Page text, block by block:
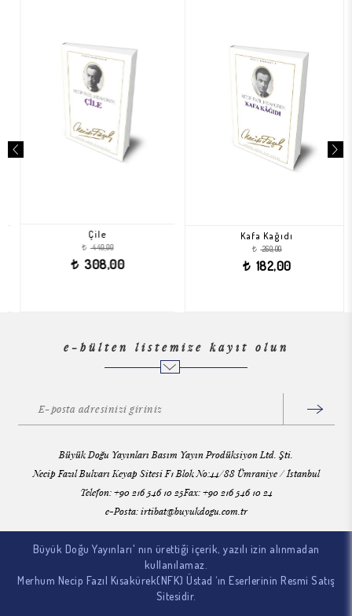
Çile
t
440,00
t 308,00
Kafa Kağıdı
t
260,00
t 182,00
e-bülten listemize kayıt olun
Büyük Doğu Yayınları Basım Yayın Prodüksiyon Ltd. Şti.
Necip Fazıl Bulvarı Keyap Sitesi F1 Blok No:44/88 Ümraniye / İstanbul
Telefon: +90 216 546 10 25Fax: +90 216 546 10 24
e-Posta:irtibat@buyukdogu.com.tr
Büyük Doğu Yayınları' nın ürettiği içerik, yazılı izin alınmadan
kullanılamaz.
Merhum Necip Fazıl Kısakürek(NFK) Üstad ‘ın Eserlerinin Resmi Satış
Sitesidir.